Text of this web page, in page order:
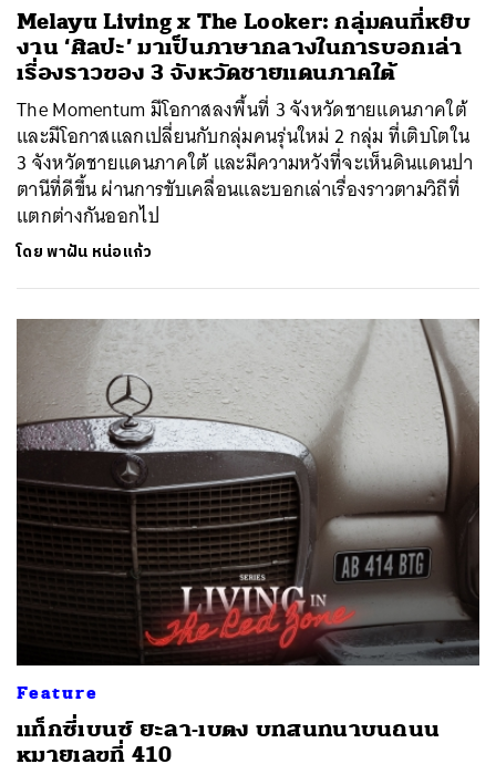
Melayu Living x The Looker: กลุ่มคนที่หยิบ
งาน ‘ศิลปะ’ มาเป็นภาษากลางในการบอกเล่า
เรื่องราวของ 3 จังหวัดชายแดนภาคใต้
The Momentum มีโอกาสลงพื้นที่ 3 จังหวัดชายแดนภาคใต้
และมีโอกาสแลกเปลี่ยนกับกลุ่มคนรุ่นใหม่ 2 กลุ่ม ที่เติบโตใน
3 จังหวัดชายแดนภาคใต้ และมีความหวังที่จะเห็นดินแดนปา
ตานีที่ดีขึ้น ผ่านการขับเคลื่อนและบอกเล่าเรื่องราวตามวิถีที่
แตกต่างกันออกไป
โดยพาฝัน หน่อแก้ว
Feature
แท็กซี่เบนซ์ ยะลา-เบตง บทสนทนาบนถนน
หมายเลขที่ 410
SHARE TWEET LINE EMAIL